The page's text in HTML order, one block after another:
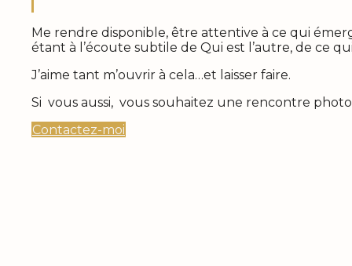
Me rendre disponible, être attentive à ce qui
étant à l’écoute subtile de Qui est l’autre, de ce
J’aime tant m’ouvrir à cela…et laisser faire.
Si vous aussi, vous souhaitez une rencontre
Contactez-moi